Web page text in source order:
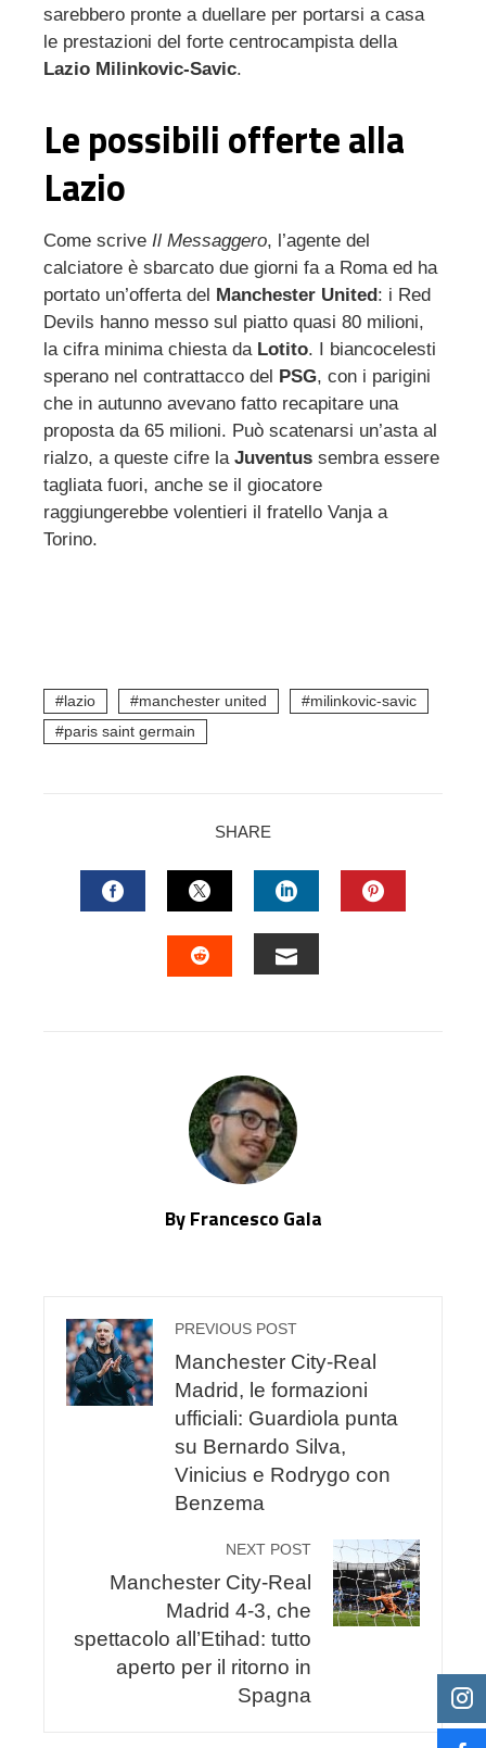
sarebbero pronte a duellare per portarsi a casa
le prestazioni del forte centrocampista della
Lazio Milinkovic-Savic.
Le possibili offerte alla
Lazio
Come scrive Il Messaggero, l’agente del
calciatore è sbarcato due giorni fa a Roma ed ha
portato un’offerta del
Manchester United : i Red
Devils hanno messo sul piatto quasi 80 milioni,
la cifra minima chiesta da Lotito. I biancocelesti
sperano nel contrattacco del
PSG, con i parigini
che in autunno avevano fatto recapitare una
proposta da 65 milioni. Può scatenarsi un’asta al
rialzo, a queste cifre la Juventus sembra essere
tagliata fuori, anche se il giocatore
raggiungerebbe volentieri il fratello Vanja a
Torino.
lazio manchester united
milinkovic-savic
paris saint germain
SHARE
FACEBOOKTWITTERLINKEDIN
By Francesco Gala
PREVIOUS POST
Manchester City-Real
Madrid, le formazioni
ufficiali: Guardiola punta
su Bernardo Silva,
Vinicius e Rodrygo con
Benzema
NEXT POST
Manchester City-Real
Madrid 4-3, che
spettacolo all’Etihad: tutto
aperto per il ritorno in
Spagna